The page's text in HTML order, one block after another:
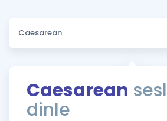
ÖSYM Sınav Takvimi
Caesarean
dinle